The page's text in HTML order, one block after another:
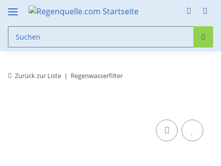
Zurück zur Liste Regenwasserfilter